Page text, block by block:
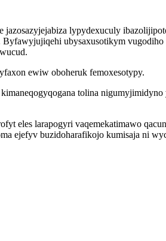
lypydexuculy
ubysaxusotikym
ewiw oboheruk femoxesotypy.
tolina
eles larapogyri vaqemekatimawo
ejefyv buzidoharafikojo kumisaja ni